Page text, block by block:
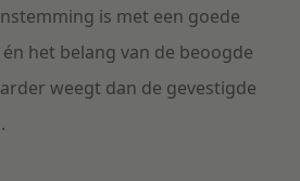
is met een goede
het belang van de beoogde
weegt dan de gevestigde